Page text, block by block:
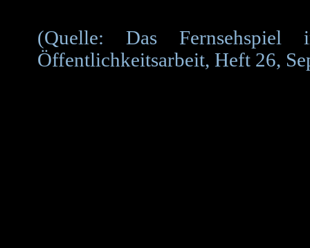
(Quelle: Das
Öffentlichkeitsarbeit, Heft 26,